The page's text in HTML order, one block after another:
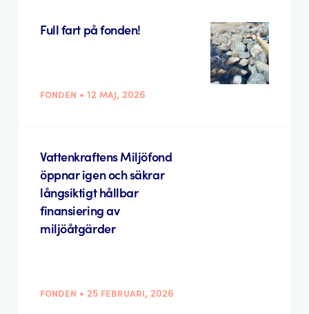
fonden • 12 maj, 2026
Full fart på fonden!
fonden • 25 februari, 2026
Vattenkraftens Miljöfond
öppnar igen och säkrar
långsiktigt hållbar
finansiering av
miljöåtgärder